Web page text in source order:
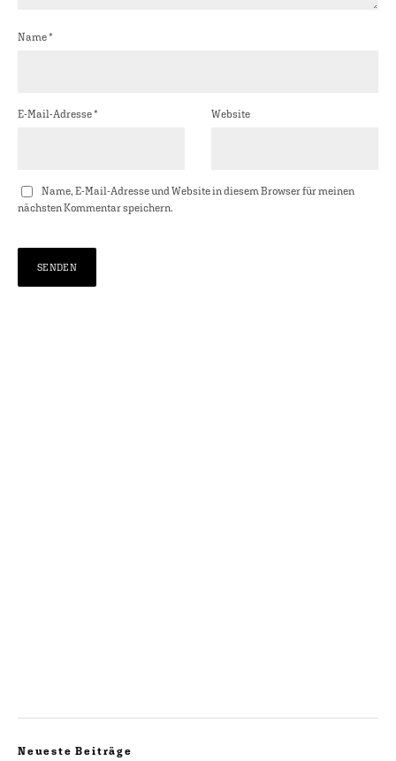
Name*
E-Mail-Adresse* Website
Name, E-Mail-Adresse und Website in diesem Browser für meinen
nächsten Kommentar speichern.
Neueste Beiträge